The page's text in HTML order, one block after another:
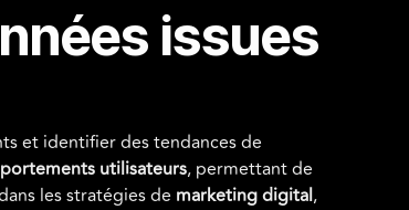
issues
et identifier des tendances de
utilisateurs, permettant de
les stratégies de marketing digital,